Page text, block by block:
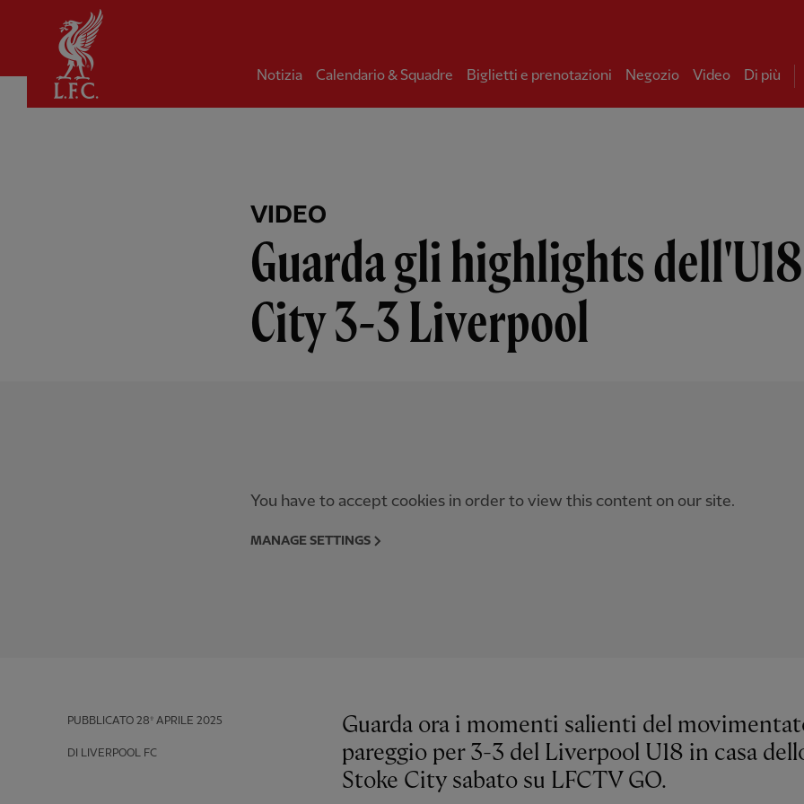
Notizia Calendario & Squadre Biglietti e prenotazioni Negozio Video Di più
VIDEO
Guarda gli highlights
City 3-3 Liverpool
You have to accept cookies in order to view this content on our site.
MANAGE SETTINGS
PUBBLICATO 28º APRILE 2025
DI LIVERPOOL FC
Guarda ora i momenti salienti del
pareggio per 3-3 del Liverpool U18 in casa
Stoke City sabato su LFCTV GO.